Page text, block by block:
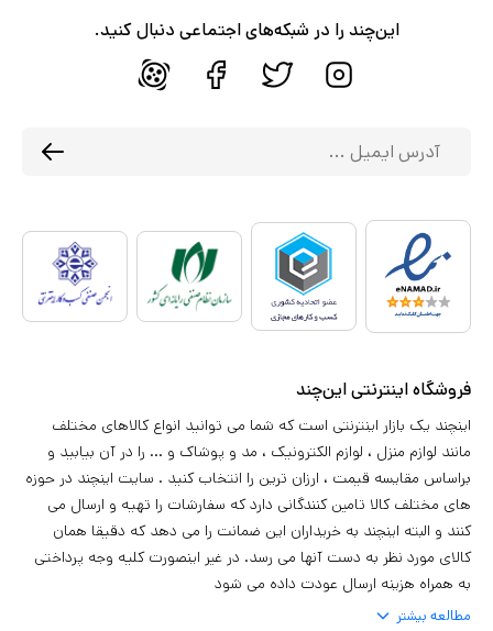
این‌چند را در شبکه‌های اجتماعی دنبال کنید.
فروشگاه اینترنتی این‌چند
اینچند یک بازار اینترنتی است که شما می توانید انواع کالاهای مختلف
مانند لوازم منزل ، لوازم الکترونیک ، مد و پوشاک و ... را در آن بیابید و
براساس مقایسه قیمت ، ارزان ترین را انتخاب کنید . سایت اینچند در حوزه
های مختلف کالا تامین کنندگانی دارد که سفارشات را تهیه و ارسال می
کنند و البته اینچند به خریداران این ضمانت را می دهد که دقیقا همان
کالای مورد نظر به دست آنها می رسد. در غیر اینصورت کلیه وجه پرداختی
به همراه هزینه ارسال عودت داده می شود
مطالعه بیشتر